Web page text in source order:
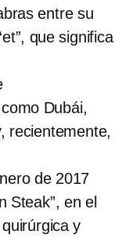
entre su
que significa
Dubái,
recientemente,
de 2017
Steak”, en el
y